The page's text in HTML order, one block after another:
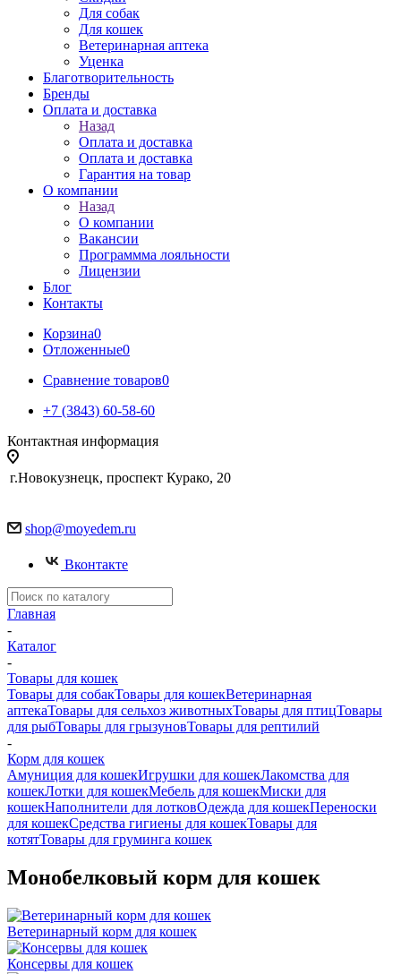
Для собак
Для кошек
Ветеринарная аптека
Уценка
Благотворительность
Бренды
Оплата и доставка
Назад
Оплата и доставка
Оплата и доставка
Гарантия на товар
О компании
Назад
О компании
Вакансии
Программма лояльности
Лицензии
Блог
Контакты
Корзина0
Отложенные0
Сравнение товаров0
+7 (3843) 60-58-60
Контактная информация
г.Новокузнецк, проспект Курако, 20
shop@moyedem.ru
Вконтакте
Главная
-
Каталог
-
Товары для кошек
Товары для собакТовары для кошекВетеринарная
аптекаТовары для сельхоз животныхТовары для птицТовары
для рыбТовары для грызуновТовары для рептилий
-
Корм для кошек
Амуниция для кошекИгрушки для кошекЛакомства для
кошекЛотки для кошекМебель для кошекМиски для
кошекНаполнители для лотковОдежда для кошекПереноски
для кошекСредства гигиены для кошекТовары для
котятТовары для груминга кошек
Монобелковый корм для кошек
Ветеринарный корм для кошек
Консервы для кошек